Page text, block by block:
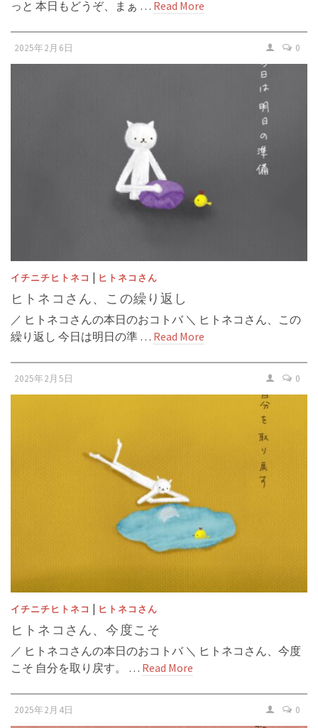
っと 本日もどうぞ、まぁ … Read More
2025年2月6日 0
イチニチヒトネコ | ヒトネコさん
ヒトネコさん、この繰り返し
／ ヒトネコさんの本日のおコトバ ＼ ヒトネコさん、この
繰り返し 今日は明日の準 … Read More
2025年2月5日 0
イチニチヒトネコ | ヒトネコさん
ヒトネコさん、今度こそ
／ ヒトネコさんの本日のおコトバ ＼ ヒトネコさん、今度
こそ 自分を取り戻す。 … Read More
2025年2月4日 0